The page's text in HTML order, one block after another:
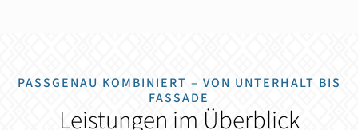
PASSGENAU KOMBINIERT – VON UNTERHALT BIS
FASSADE
Leistungen im Überblick